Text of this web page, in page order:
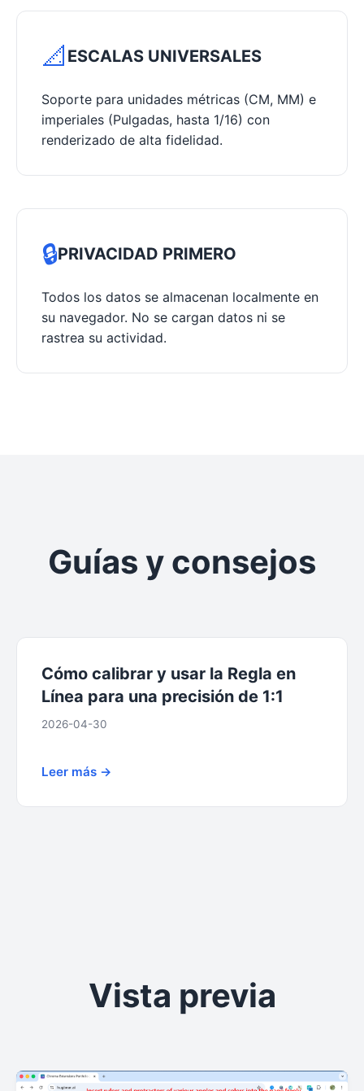
📐 ESCALAS UNIVERSALES
Soporte para unidades métricas (CM, MM) e
imperiales (Pulgadas, hasta 1/16) con
renderizado de alta fidelidad.
🔒PRIVACIDAD PRIMERO
Todos los datos se almacenan localmente en
su navegador. No se cargan datos ni se
rastrea su actividad.
Guías y consejos
Cómo calibrar y usar la Regla en
Línea para una precisión de 1:1
2026-04-30
Leer más →
Vista previa